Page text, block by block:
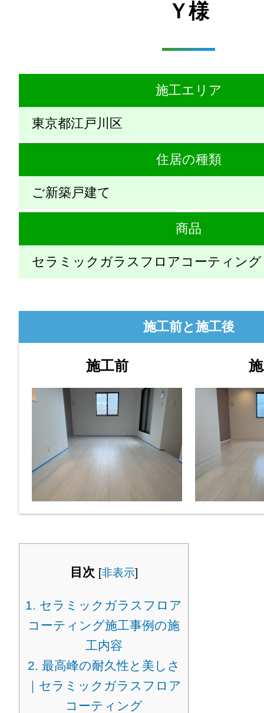
Ｙ様
施工エリア
東京都江戸川区
住居の種類
ご新築戸建て
商品
セラミックガラスフロアコーティング
施工前と施工後
施工前
目次 [非表示]
1. セラミックガラスフロア
コーティング施工事例の施
工内容
2. 最高峰の耐久性と美しさ
｜セラミックガラスフロア
コーティング